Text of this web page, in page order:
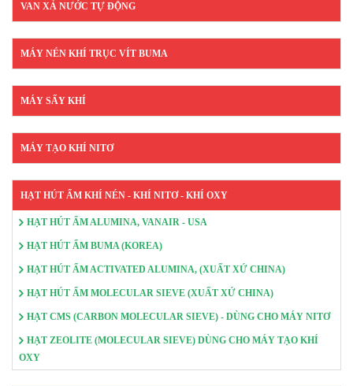
VAN XẢ NƯỚC TỰ ĐỘNG
MÁY NÉN KHÍ TRỤC VÍT BUMA
MÁY SẤY KHÍ
MÁY TẠO KHÍ NITƠ
HẠT HÚT ẨM KHÍ NÉN - KHÍ NITƠ - KHÍ OXY
HẠT HÚT ẨM ALUMINA, VANAIR - USA
HẠT HÚT ẨM BUMA (KOREA)
HẠT HÚT ẨM ACTIVATED ALUMINA, (XUẤT XỨ CHINA)
HẠT HÚT ẨM MOLECULAR SIEVE (XUẤT XỨ CHINA)
HẠT CMS (CARBON MOLECULAR SIEVE) - DÙNG CHO MÁY NITƠ
HẠT ZEOLITE (MOLECULAR SIEVE) DÙNG CHO MÁY TẠO KHÍ
OXY